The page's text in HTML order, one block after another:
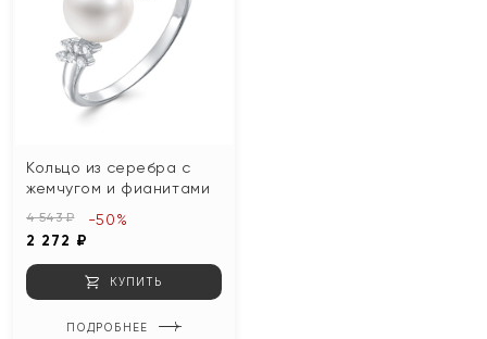
Кольцо из серебра с
жемчугом и фианитами
4 543 ₽
2 272 ₽
-50%
КУПИТЬ
ПОДРОБНЕЕ